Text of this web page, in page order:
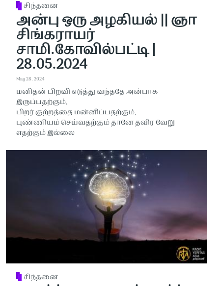
சிந்தனை
அன்பு ஒரு அழகியல் || ஞா
சிங்கராயர்
சாமி.கோவில்பட்டி |
28.05.2024
May 28, 2024
மனிதன் பிறவி எடுத்து வந்ததே அன்பாக
இருப்பதற்கும்,
பிறர் குற்றத்தை மன்னிப்பதற்கும்,
புண்ணியம் செய்வதற்கும் தானே தவிர வேறு
எதற்கும் இல்லை
சிந்தனை